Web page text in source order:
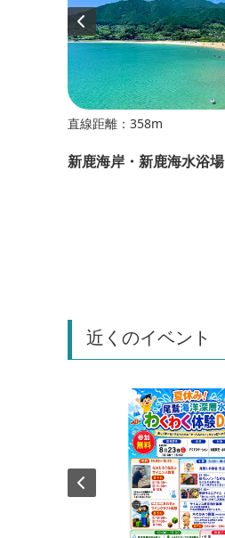
直線距離：358m
新鹿海岸・新鹿海水浴場
近くのイベント